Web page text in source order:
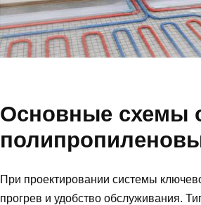
Основные схемы
При проектировании системы
прогрев и удобство обслуживания.